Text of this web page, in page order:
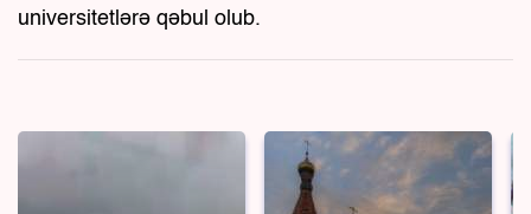
universitetlərə qəbul olub.